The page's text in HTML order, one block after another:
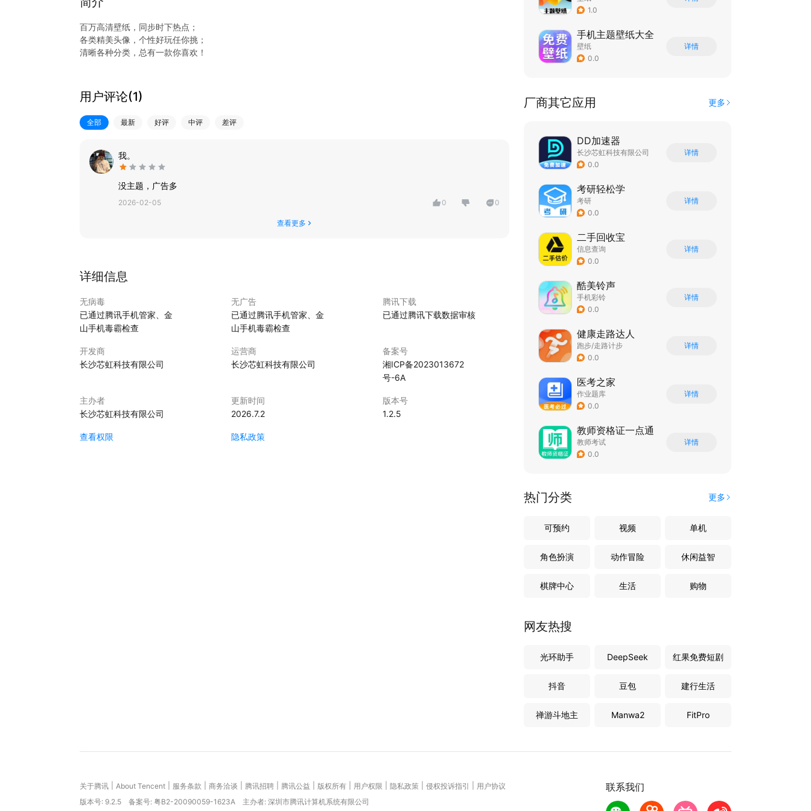
百万高清壁纸，同步时下热点；
各类精美头像，个性好玩任你挑；
清晰各种分类，总有一款你喜欢！
用户评论(1)
全部 最新 好评 中评 差评
我。
没主题，广告多
2026-02-05 0 0
查看更多
详细信息
无病毒
已通过腾讯手机管家、金
山手机毒霸检查
无广告
已通过腾讯手机管家、金
山手机毒霸检查
腾讯下载
已通过腾讯下载数据审核
开发商
长沙芯虹科技有限公司
运营商
长沙芯虹科技有限公司
备案号
湘ICP备2023013672
号-6A
主办者
长沙芯虹科技有限公司
更新时间
2026.7.2
版本号
1.2.5
查看权限 隐私政策
1.0
手机主题壁纸大全
壁纸
0.0
详情
厂商其它应用 更多
DD加速器
长沙芯虹科技有限公司
0.0
详情
考研轻松学
考研
0.0
详情
二手回收宝
信息查询
0.0
详情
酷美铃声
手机彩铃
0.0
详情
健康走路达人
跑步/走路计步
0.0
详情
医考之家
作业题库
0.0
详情
教师资格证一点通
教师考试
0.0
详情
热门分类 更多
可预约 视频 单机
角色扮演 动作冒险 休闲益智
棋牌中心 生活 购物
网友热搜
光环助手 DeepSeek 红果免费短剧
抖音 豆包 建行生活
禅游斗地主 Manwa2 FitPro
联系我们
关于腾讯 About Tencent 服务条款 商务洽谈 腾讯招聘 腾讯公益 版权所有 用户权限 隐私政策 侵权投诉指引
用户协议
版本号: 9.2.5 备案号: 粤B2-20090059-1623A 主办者: 深圳市腾讯计算机系统有限公司